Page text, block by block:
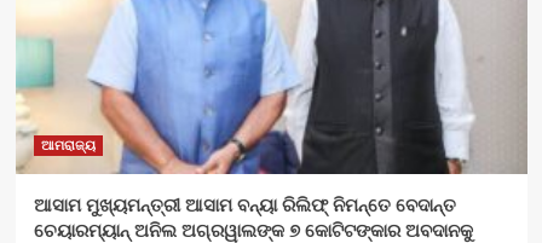
ଆମରାଜ୍ୟ
ଆସାମ ମୁଖ୍ୟମନ୍ତ୍ରୀ ଆସାମ ବନ୍ୟା ରିଲିଫ୍ ନିମନ୍ତେ ବେଦାନ୍ତ
ଚେୟାରମ୍ୟାନ୍ ଅନିଲ ଅଗ୍ରୱାଲଙ୍କ ୭ କୋଟିଟଙ୍କାର ଅବଦାନକୁ